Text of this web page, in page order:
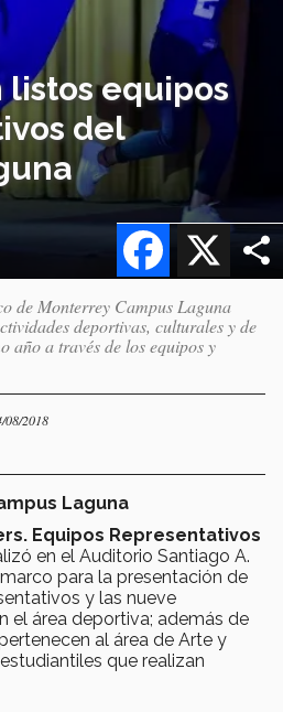
listos equipos
del
X
Facebook
de Monterrey Campus Laguna
deportivas, culturales y de
año a través de los equipos y
08/2018
Laguna
Equipos Representativos
en el Auditorio Santiago A.
para la presentación de
y las nueve
el área deportiva; además de
al área de Arte y
que realizan